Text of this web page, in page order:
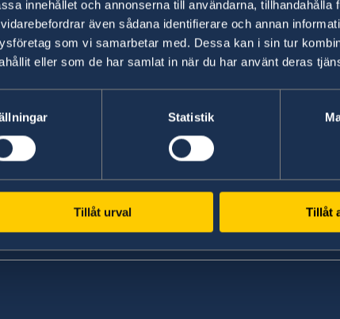
innehållet och annonserna till användarna, tillhandahålla
även sådana identifierare och annan
som vi samarbetar med. Dessa kan i sin tur
eller som de har samlat in när du har använt deras
Statistik
Tillåt urval Tillåt